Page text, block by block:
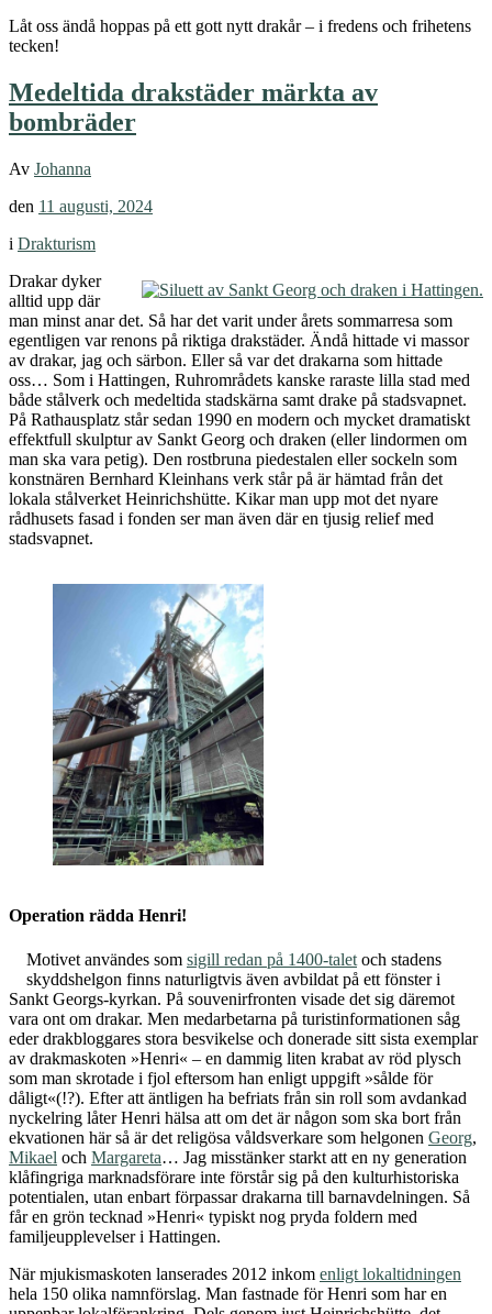
Låt oss ändå hoppas på ett gott nytt drakår – i fredens och frihetens
tecken!
Medeltida drakstäder märkta av
bombräder
Av Johanna
den 11 augusti, 2024
i Drakturism
Drakar dyker
alltid upp där
man minst anar det. Så har det varit under årets sommarresa som
egentligen var renons på riktiga drakstäder. Ändå hittade vi massor
av drakar, jag och särbon. Eller så var det drakarna som hittade
oss… Som i Hattingen, Ruhrområdets kanske raraste lilla stad med
både stålverk och medeltida stadskärna samt drake på stadsvapnet.
På Rathausplatz står sedan 1990 en modern och mycket dramatiskt
effektfull skulptur av Sankt Georg och draken (eller lindormen om
man ska vara petig). Den rostbruna piedestalen eller sockeln som
konstnären Bernhard Kleinhans verk står på är hämtad från det
lokala stålverket Heinrichshütte. Kikar man upp mot det nyare
rådhusets fasad i fonden ser man även där en tjusig relief med
stadsvapnet.
Operation rädda Henri!
Motivet användes som sigill redan på 1400-talet och stadens
skyddshelgon finns naturligtvis även avbildat på ett fönster i
Sankt Georgs-kyrkan. På souvenirfronten visade det sig däremot
vara ont om drakar. Men medarbetarna på turistinformationen såg
eder drakbloggares stora besvikelse och donerade sitt sista exemplar
av drakmaskoten »Henri« – en dammig liten krabat av röd plysch
som man skrotade i fjol eftersom han enligt uppgift »sålde för
dåligt«(!?). Efter att äntligen ha befriats från sin roll som avdankad
nyckelring låter Henri hälsa att om det är någon som ska bort från
ekvationen här så är det religösa våldsverkare som helgonen Georg,
Mikael och Margareta… Jag misstänker starkt att en ny generation
klåfingriga marknadsförare inte förstår sig på den kulturhistoriska
potentialen, utan enbart förpassar drakarna till barnavdelningen. Så
får en grön tecknad »Henri« typiskt nog pryda foldern med
familjeupplevelser i Hattingen.
När mjukismaskoten lanserades 2012 inkom enligt lokaltidningen
hela 150 olika namnförslag. Man fastnade för Henri som har en